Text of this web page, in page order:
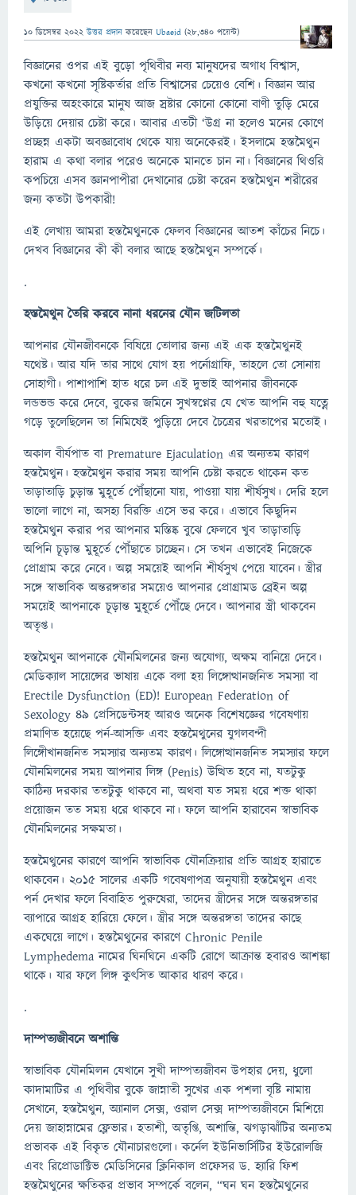
10 ডিসেম্বর 2022 উত্তর প্রদান করেছেন Ubaeid (28,340 পয়েন্ট)
বিজ্ঞানের ওপর এই বুড়ো পৃথিবীর নব্য মানুষদের অগাধ বিশ্বাস,
কখনো কখনো সৃষ্টিকর্তার প্রতি বিশ্বাসের চেয়েও বেশি। বিজ্ঞান আর
প্রযুক্তির অহংকারে মানুষ আজ স্রষ্টার কোনো কোনো বাণী তুড়ি মেরে
উড়িয়ে দেয়ার চেষ্টা করে। আবার এতটী ‘উগ্র না হলেও মনের কোণে
প্রচ্ছন্ন একটা অবজ্ঞাবোধ থেকে যায় অনেকেরই। ইসলামে হস্তমৈথুন
হারাম এ কথা বলার পরেও অনেকে মানতে চান না। বিজ্ঞানের থিওরি
কপচিয়ে এসব জ্ঞানপাপীরা দেখানোর চেষ্টা করেন হস্তমৈথুন শরীরের
জন্য কতটা উপকারী!
এই লেখায় আমরা হস্তমৈথুনকে ফেলব বিজ্ঞানের আতশ কাঁচের নিচে।
দেখব বিজ্ঞানের কী কী বলার আছে হস্তমৈথুন সম্পর্কে।
.
হস্তমৈথুন তৈরি করবে নানা ধরনের যৌন জটিলতা
আপনার যৌনজীবনকে বিষিয়ে তোলার জন্য এই এক হস্তমৈথুনই
যথেষ্ট। আর যদি তার সাথে যোগ হয় পর্নোগ্রাফি, তাহলে তো সোনায়
সোহাগী। পাশাপাশি হাত ধরে চল এই দুভাই আপনার জীবনকে
লন্ডভন্ড করে দেবে, বুকের জমিনে সুখস্বপ্নের যে খেত আপনি বহু যত্নে
গড়ে তুলেছিলেন তা নিমিষেই পুড়িয়ে দেবে চৈত্রের খরতাপের মতোই।
অকাল বীর্যপাত বা Premature Ejaculation এর অন্যতম কারণ
হস্তমৈথুন। হস্তমৈথুন করার সময় আপনি চেষ্টা করতে থাকেন কত
তাড়াতাড়ি চুড়ান্ত মুহূর্তে পৌঁছানো যায়, পাওয়া যায় শীর্ষসুখ। দেরি হলে
ভালো লাগে না, অসহ্য বিরক্তি এসে ভর করে। এভাবে কিছুদিন
হস্তমৈথুন করার পর আপনার মস্তিষ্ক বুঝে ফেলবে খুব তাড়াতাড়ি
অপিনি চূড়ান্ত মুহূর্তে পৌঁছাতে চাচ্ছেন। সে তখন এভাবেই নিজেকে
প্রোগ্রাম করে নেবে। অল্প সময়েই আপনি শীর্ষসুখ পেয়ে যাবেন। স্ত্রীর
সঙ্গে স্বাভাবিক অন্তরঙ্গতার সময়েও আপনার প্রোগ্রামড ব্রেইন অল্প
সময়েই আপনাকে চূড়ান্ত মুহূর্তে পৌঁছে দেবে। আপনার স্ত্রী থাকবেন
অতৃপ্ত।
হস্তমৈথুন আপনাকে যৌনমিলনের জন্য অযোগ্য, অক্ষম বানিয়ে দেবে।
মেডিক্যাল সায়েন্সের ভাষায় একে বলা হয় লিঙ্গোত্থানজনিত সমস্যা বা
Erectile Dysfunction (ED)! European Federation of
Sexology 49 প্রেসিডেন্টসহ আরও অনেক বিশেষজ্ঞের গবেষণায়
প্রমাণিত হয়েছে পর্ন-আসক্তি এবং হস্তমৈথুনের যুগলবন্দী
লিঙ্গেীখানজনিত সমস্যার অন্যতম কারণ। লিঙ্গোত্থানজনিত সমস্যার ফলে
যৌনমিলনের সময় আপনার লিঙ্গ (Penis) উত্থিত হবে না, যতটুকু
কাঠিন্য দরকার ততটুকু থাকবে না, অথবা যত সময় ধরে শক্ত থাকা
প্রয়োজন তত সময় ধরে থাকবে না। ফলে আপনি হারাবেন স্বাভাবিক
যৌনমিলনের সক্ষমতা।
হস্তমৈথুনের কারণে আপনি স্বাভাবিক যৌনক্রিয়ার প্রতি আগ্রহ হারাতে
থাকবেন। ২০১৫ সালের একটি গবেষণাপত্র অনুযায়ী হস্তমৈথুন এবং
পর্ন দেখার ফলে বিবাহিত পুরুষেরা, তাদের স্ত্রীদের সঙ্গে অন্তরঙ্গতার
ব্যাপারে আগ্রহ হারিয়ে ফেলে। স্ত্রীর সঙ্গে অন্তরঙ্গতা তাদের কাছে
একঘেয়ে লাগে। হস্তমৈথুনের কারণে Chronic Penile
Lymphedema নামের ঘিনঘিনে একটি রোগে আক্রান্ত হবারও আশঙ্কা
থাকে। যার ফলে লিঙ্গ কুৎসিত আকার ধারণ করে।
.
দাম্পত্যজীবনে অশান্তি
স্বাভাবিক যৌনমিলন যেখানে সুখী দাম্পত্যজীবন উপহার দেয়, ধুলো
কাদামাটির এ পৃথিবীর বুকে জান্নাতী সুখের এক পশলা বৃষ্টি নামায়
সেখানে, হস্তমৈথুন, অ্যানাল সেক্স, ওরাল সেক্স দাম্পত্যজীবনে মিশিয়ে
দেয় জাহান্নামের ফ্লেভার। হতাশী, অতৃপ্তি, অশান্তি, ঝগড়াঝাঁটির অন্যতম
প্রভাবক এই বিকৃত যৌনাচারগুলো। কর্নেল ইউনিভার্সিটির ইউরোলজি
এবং রিপ্রোডাক্টিভ মেডিসিনের ক্লিনিকাল প্রফেসর ড. হ্যারি ফিশ
হস্তমৈথুনের ক্ষতিকর প্রভাব সম্পর্কে বলেন, “ঘন ঘন হস্তমৈথুনের